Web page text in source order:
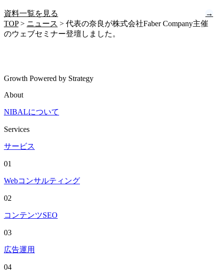
資料一覧を見る
→
TOP> ニュース > 代表の奈良が株式会社Faber Company主催
のウェブセミナー登壇しました。
Growth Powered by Strategy
About
NIBALについて
Services
サービス
01
Webコンサルティング
02
コンテンツSEO
03
広告運用
04